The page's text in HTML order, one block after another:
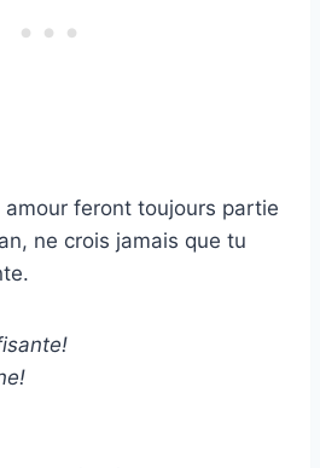
feront toujours partie
ne crois jamais que tu